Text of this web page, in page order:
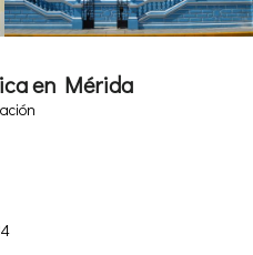
en Mérida